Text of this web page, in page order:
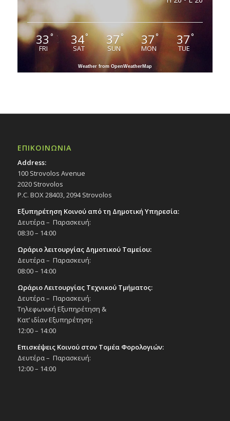
33 °
FRI
34°
SAT
37°
SUN
37°
MON
37°
TUE
Weather from OpenWeatherMap
ΕΠΙΚΟΙΝΩΝΙΑ
Address:
100 Strovolos Avenue
2020 Strovolos
P.C. BOX 28403, 2094 Strovolos
Εξυπηρέτηση Κοινού από τη Δημοτική Υπηρεσία:
Δευτέρα – Παρασκευή:
08:30 – 14:00
Ωράριο λειτουργίας Δημοτικού Ταμείου:
Δευτέρα – Παρασκευή:
08:00 – 14:00
Ωράριο Λειτουργίας Τεχνικού Τμήματος:
Δευτέρα – Παρασκευή:
Τηλεφωνική Εξυπηρέτηση &
Κατ’ ιδίαν Εξυπηρέτηση:
12:00 – 14:00
Επισκέψεις Κοινού στον Τομέα Φορολογιών:
Δευτέρα – Παρασκευή:
12:00 – 14:00